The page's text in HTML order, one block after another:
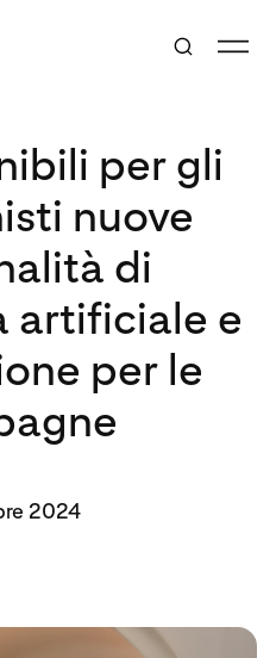
per gli
nuove
di
artificiale e
per le
2024